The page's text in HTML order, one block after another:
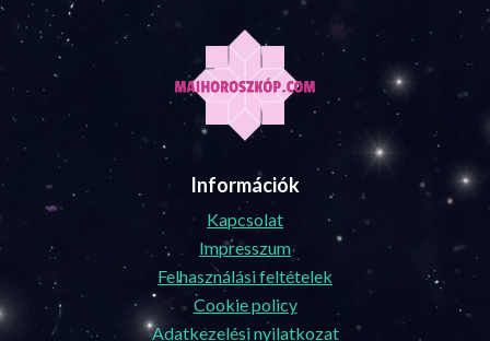
Információk
Kapcsolat
Impresszum
Felhasználási feltételek
Cookie policy
Adatkezelési nyilatkozat